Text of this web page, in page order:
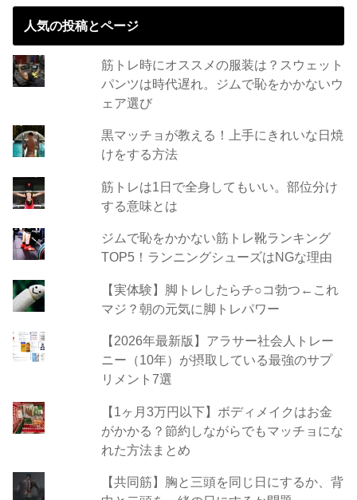
人気の投稿とページ
筋トレ時にオススメの服装は？スウェット
パンツは時代遅れ。ジムで恥をかかないウ
ェア選び
黒マッチョが教える！上手にきれいな日焼
けをする方法
筋トレは1日で全身してもいい。部位分け
する意味とは
ジムで恥をかかない筋トレ靴ランキング
TOP5！ランニングシューズはNGな理由
【実体験】脚トレしたらチ○コ勃つ←これ
マジ？朝の元気に脚トレパワー
【2026年最新版】アラサー社会人トレー
ニー（10年）が摂取している最強のサプ
リメント7選
【1ヶ月3万円以下】ボディメイクはお金
がかかる？節約しながらでもマッチョにな
れた方法まとめ
【共同筋】胸と三頭を同じ日にするか、背